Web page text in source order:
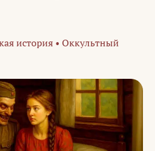
история • Оккультный